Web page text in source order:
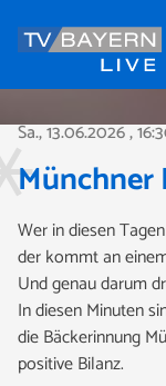
Sa., 13.06.2026,
Wer in diesen
der kommt an
Und genau darum
In diesen Minuten
die Bäckerinnung
positive Bilanz.